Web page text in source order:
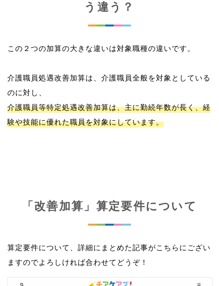
う違う？
この２つの加算の大きな違いは対象職種の違いです。
介護職員処遇改善加算は、介護職員全般を対象としている
介護職員等特定処遇改善加算は、主に勤続年数が長く、経
験や技能に優れた職員を対象にしています。
「改善加算」算定要件について
算定要件について、詳細にまとめた記事がこちらにござい
ますのでよろしければ合わせてどうぞ！